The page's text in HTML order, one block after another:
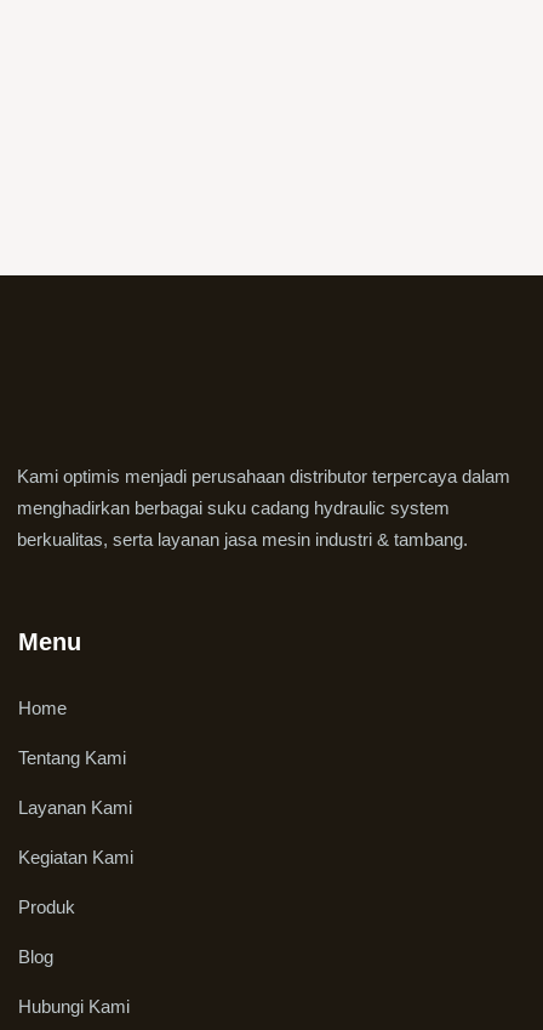
Kami optimis menjadi perusahaan distributor terpercaya dalam
menghadirkan berbagai suku cadang hydraulic system
berkualitas, serta layanan jasa mesin industri & tambang.
Menu
Home
Tentang Kami
Layanan Kami
Kegiatan Kami
Produk
Blog
Hubungi Kami